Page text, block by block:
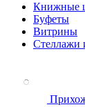
Книжные
Буфеты
Витрины
Стеллажи